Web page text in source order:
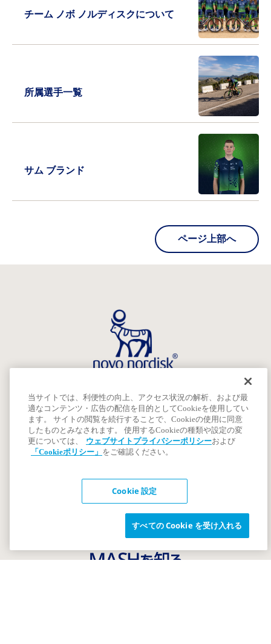
チーム ノボ ノルディスクについて
所属選手一覧
サム ブランド
ページ上部へ
ご利用条件
著作権
プライバシーポリシー
ノボ ノルディスク ファーマについて
当サイトでは、利便性の向上、アクセス状況の解析、および最
適なコンテンツ・広告の配信を目的としてCookieを使用してい
ます。 サイトの閲覧を続行することで、Cookieの使用に同意
したものとみなされます。 使用するCookieの種類や設定の変
更については、
ウェブサイトプライバシーポリシーおよび
「Cookieポリシー」 をご確認ください。
Cookie 設定
すべての Cookie を受け入れる